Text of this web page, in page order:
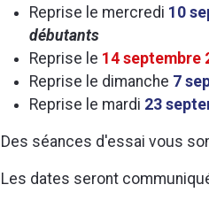
Reprise le mercredi 10
débutants
Reprise le 14 septembre
Reprise le dimanche 7
Reprise le mardi 23
Des séances d'essai vous
Les dates seront